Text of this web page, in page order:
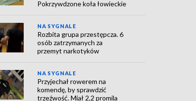
Pokrzywdzone koła łowieckie
NA SYGNALE
Rozbita grupa przestępcza. 6
osób zatrzymanych za
przemyt narkotyków
NA SYGNALE
Przyjechał rowerem na
komendę, by sprawdzić
trzeźwość. Miał 2,2 promila